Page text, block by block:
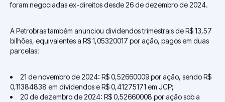
foram negociadas ex-direitos desde 26 de dezembro de 2024.
A Petrobras também anunciou dividendos trimestrais de R$ 13,57
bilhões, equivalentes a R$ 1,05320017 por ação, pagos em duas
parcelas:
21 de novembro de 2024: R$ 0,52660009 por ação, sendo R$
0,11384838 em dividendos e R$ 0,41275171 em JCP;
20 de dezembro de 2024: R$ 0,52660008 por ação sob a